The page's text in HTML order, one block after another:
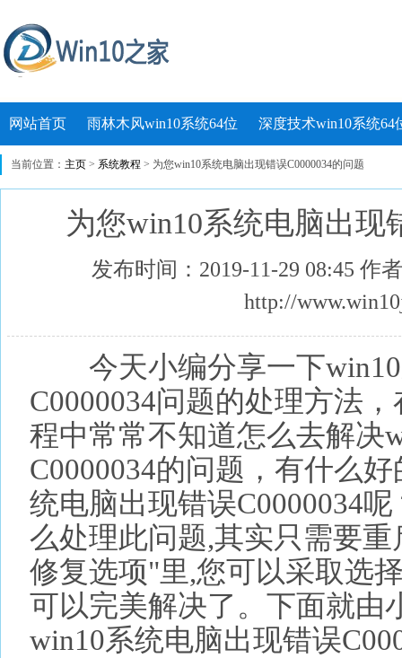
网站首页 雨林木风win10系统64位 深度技术win10系统64
当前位置： 主页 > 系统教程 > 为您win10系统电脑出现错误C0000034的问题
为您win10系统电脑出现
发布时间：2019-11-29 08:45 作
http://
今天小编分享一下win10
C0000034问题的处理方法
程中常常不知道怎么去解决
C0000034的问题，有什么
统电脑出现错误C0000034
么处理此问题,其实只需要
修复选项"里,您可以采取选
可以完美解决了。下面就由
win10系统电脑出现错误